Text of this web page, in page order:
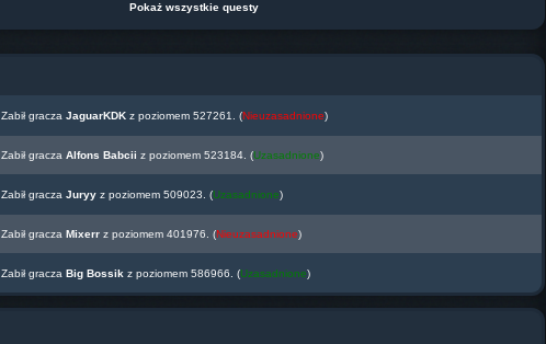
Pokaż wszystkie questy
Zabił gracza JaguarKDKz poziomem 527261. (Nieuzasadnione)
Zabił gracza Alfons Babcii z poziomem 523184. (Uzasadnione)
Zabił gracza Juryyz poziomem 509023. (Uzasadnione)
Zabił gracza Mixerrz poziomem 401976. (Nieuzasadnione)
Zabił gracza Big Bossik z poziomem 586966. (Uzasadnione)